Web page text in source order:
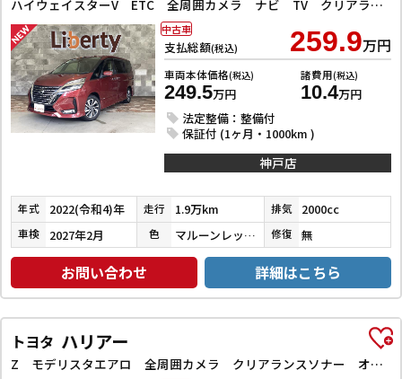
ハイウェイスターV ETC 全周囲カメラ ナビ TV クリアランスソナー オートクルーズコントロール 衝突被害軽減システム 両側電動スライドドア オートライト LEDヘッドランプ スマートキー
支払総額(税込) 259.9万円
車両本体価格(税込)
249.5万円
諸費用(税込)
10.4万円
法定整備：整備付
保証付 (1ヶ月・1000km )
中古車
神戸店
年式 2022(令和4)年 走行 1.9万km 排気 2000cc
車検 2027年2月 色 マルーンレッドマルチフレックスパールメタリック 修復 無
お問い合わせ 詳細はこちら
トヨタ ハリアー
Z モデリスタエアロ 全周囲カメラ クリアランスソナー オートクルーズコントロール レーンアシスト パワーシート 衝突被害軽減システム ナビ TV オートマチックハイビーム オートライト LEDヘッドラン